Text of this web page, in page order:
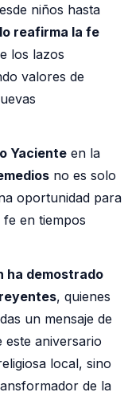
niños hasta
reafirma la fe
los lazos
valores de
Yaciente en la
no es solo
oportunidad para
en tiempos
ha demostrado
, quienes
un mensaje de
este aniversario
local, sino
de la